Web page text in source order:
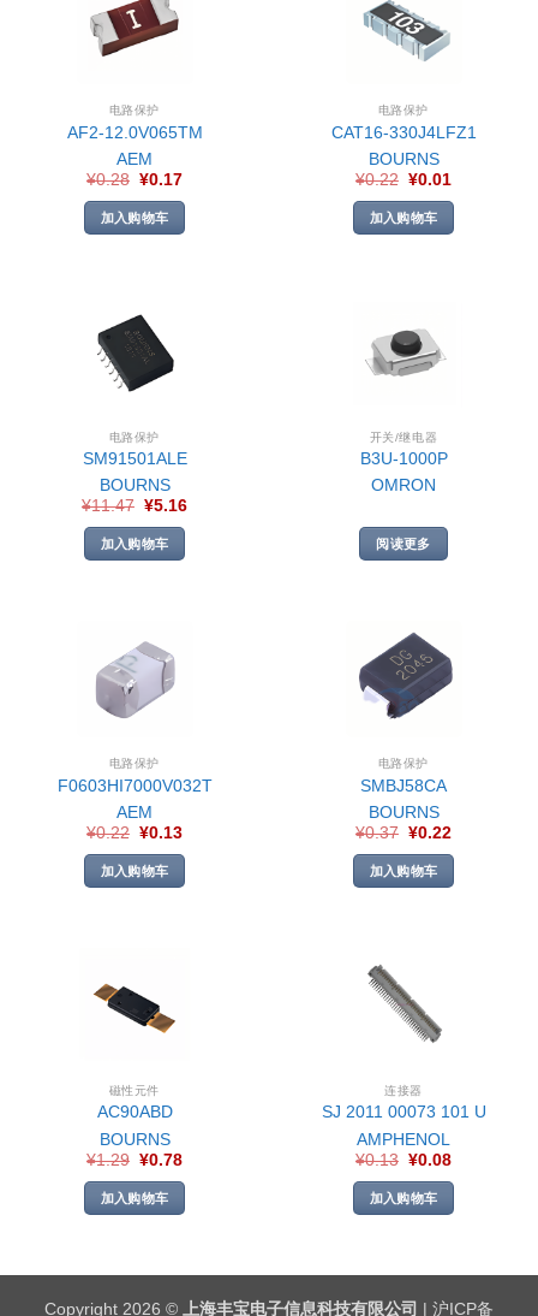
电路保护
AF2-12.0V065TM
AEM
¥0.28 ¥0.17
加入购物车
电路保护
CAT16-330J4LFZ1
BOURNS
¥0.22 ¥0.01
加入购物车
电路保护
SM91501ALE
BOURNS
¥11.47 ¥5.16
加入购物车
开关/继电器
B3U-1000P
OMRON
阅读更多
电路保护
F0603HI7000V032T
AEM
¥0.22 ¥0.13
加入购物车
电路保护
SMBJ58CA
BOURNS
¥0.37 ¥0.22
加入购物车
磁性元件
AC90ABD
BOURNS
¥1.29 ¥0.78
加入购物车
连接器
SJ 2011 00073 101 U
AMPHENOL
¥0.13 ¥0.08
加入购物车
Copyright 2026 © 上海丰宝电子信息科技有限公司 | 沪ICP备